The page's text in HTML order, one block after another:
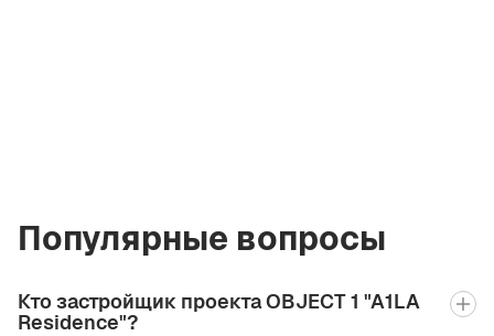
Популярные вопросы
Кто застройщик проекта OBJECT 1 "A1LA
Residence"?